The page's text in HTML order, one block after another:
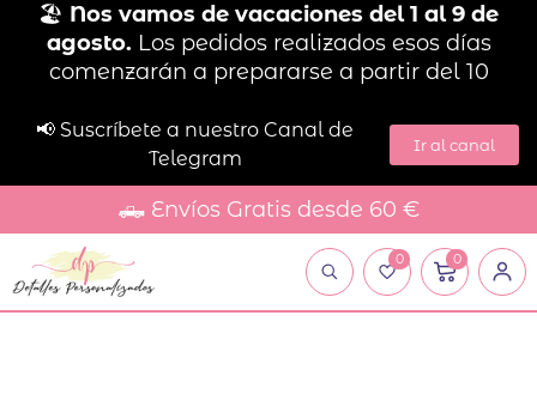
🏖️ Nos vamos de vacaciones del 1 al 9 de
agosto. Los pedidos realizados esos días
comenzarán a prepararse a partir del 10
📢 Suscríbete a nuestro Canal de
Telegram
Ir al canal
🛻 Envíos Gratis desde 60 €
0 0